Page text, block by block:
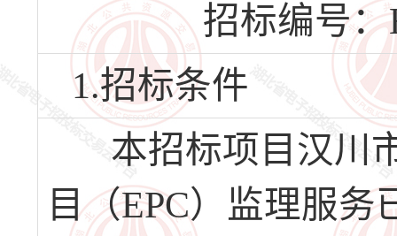
招标编号：
1.招标条件
本招标项目汉川
目（EPC）监理服